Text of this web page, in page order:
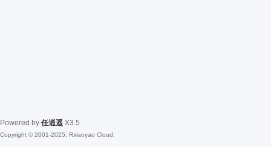
Powered by 任逍遥 X3.5
Copyright © 2001-2025, Rxiaoyao Cloud.